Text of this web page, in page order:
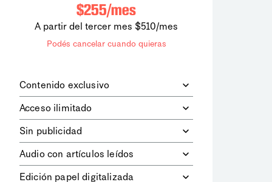
$255/mes
A partir del tercer mes $510/mes
Podés cancelar cuando quieras
Contenido exclusivo
digitales dela diaria
los contenidos de Le Monde
diplomatique.
Acceso ilimitado
contenidos.
Sin publicidad
publicitarios.
Audio con artículos leídos
Edición papel digitalizada